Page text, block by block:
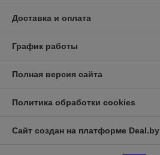
Доставка и оплата
График работы
Полная версия сайта
Политика обработки cookies
Сайт создан на платформе Deal.by